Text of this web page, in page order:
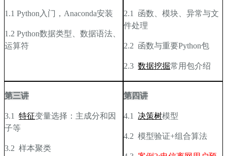
1.1 Python入门，Anaconda安装
1.2 Python数据类型、数据语法、
运算符
2.1 函数、模块、异常与文
件处理
2.2 函数与重要Python包
2.3数据挖掘常用包介绍
第三讲
3.1特征变量选择：主成分和因
子等
3.2样本聚类
第四讲
4.1决策树模型
4.2模型验证+组合算法